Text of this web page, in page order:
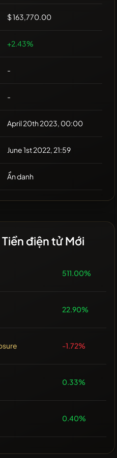
$ 163,770.00
+2.43%
-
-
April 20th 2023, 00:00
June 1st 2022, 21:59
Ẩn danh
điện tử Mới
511.00%
22.90%
-1.72%
0.33%
0.40%